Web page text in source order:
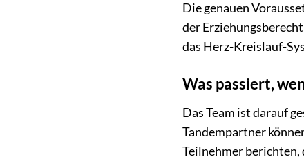
Die genauen
der
das Herz-Kreislauf-
Was passiert,
Das Team ist darauf
Tandempartner
Teilnehmer berichten,